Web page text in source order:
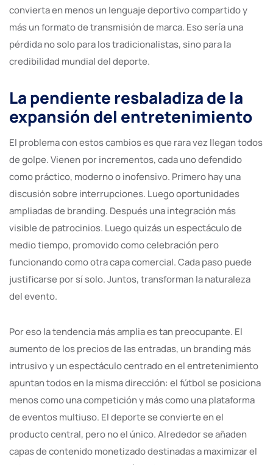
convierta en menos un lenguaje deportivo compartido y
más un formato de transmisión de marca. Eso sería una
pérdida no solo para los tradicionalistas, sino para la
credibilidad mundial del deporte.
La pendiente resbaladiza de la
expansión del entretenimiento
El problema con estos cambios es que rara vez llegan todos
de golpe. Vienen por incrementos, cada uno defendido
como práctico, moderno o inofensivo. Primero hay una
discusión sobre interrupciones. Luego oportunidades
ampliadas de branding. Después una integración más
visible de patrocinios. Luego quizás un espectáculo de
medio tiempo, promovido como celebración pero
funcionando como otra capa comercial. Cada paso puede
justificarse por sí solo. Juntos, transforman la naturaleza
del evento.
Por eso la tendencia más amplia es tan preocupante. El
aumento de los precios de las entradas, un branding más
intrusivo y un espectáculo centrado en el entretenimiento
apuntan todos en la misma dirección: el fútbol se posiciona
menos como una competición y más como una plataforma
de eventos multiuso. El deporte se convierte en el
producto central, pero no el único. Alrededor se añaden
capas de contenido monetizado destinadas a maximizar el